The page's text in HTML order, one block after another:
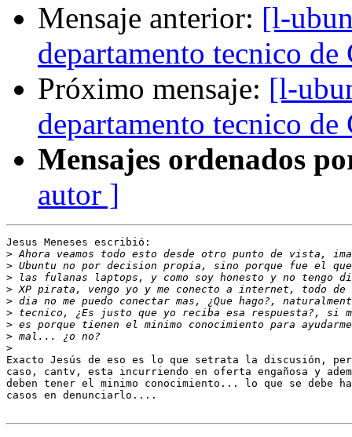
Mensaje anterior: [l-
departamento tecnico
Próximo mensaje: [l-
departamento tecnico
Mensajes ordenados
autor ]
Jesus Meneses escribió:
>
>
>
>
>
>
>
>
>
Exacto Jesús de eso es lo que setrata la discusión,
caso, cantv, esta incurriendo en oferta engañosa y
deben tener el minimo conocimiento... lo que se debe
casos en denunciarlo....